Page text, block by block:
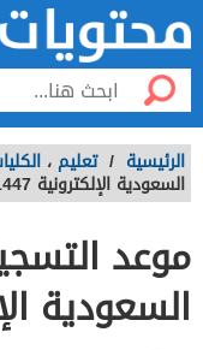
الرئيسية / تعليم ،
السعودية الإلكترونية 1447
موعد
السعودية